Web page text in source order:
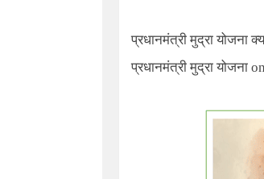
प्रधानमंत्री मुद्रा योजना
प्रधानमंत्री मुद्रा योजना